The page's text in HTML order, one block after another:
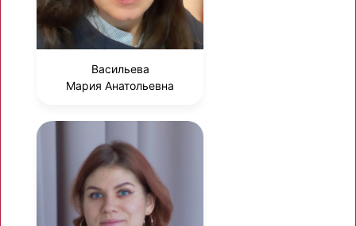
Васильева
Мария Анатольевна